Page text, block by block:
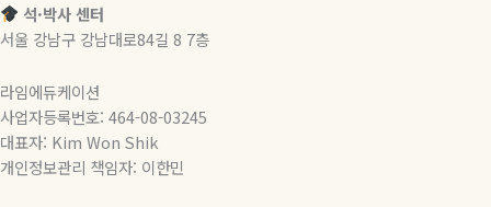
석·박사 센터
서울 강남구 강남대로84길 8 7층
라임에듀케이션
사업자등록번호: 464-08-03245
대표자: Kim Won Shik
개인정보관리 책임자: 이한민